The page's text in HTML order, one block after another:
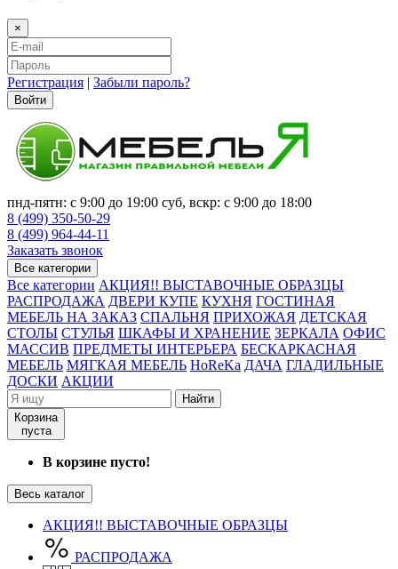
×
Регистрация | Забыли пароль?
Войти
пнд-пятн: с 9:00 до 19:00 суб, вскр: с 9:00 до 18:00
8 (499) 350-50-29
8 (499) 964-44-11
Заказать звонок
Все категории
Все категории АКЦИЯ!! ВЫСТАВОЧНЫЕ ОБРАЗЦЫ
РАСПРОДАЖА ДВЕРИ КУПЕ КУХНЯ ГОСТИНАЯ
МЕБЕЛЬ НА ЗАКАЗ СПАЛЬНЯ ПРИХОЖАЯ ДЕТСКАЯ
СТОЛЫ СТУЛЬЯ ШКАФЫ И ХРАНЕНИЕ ЗЕРКАЛА ОФИС
МАССИВ ПРЕДМЕТЫ ИНТЕРЬЕРА БЕСКАРКАСНАЯ
МЕБЕЛЬ МЯГКАЯ МЕБЕЛЬ HoReKa ДАЧА ГЛАДИЛЬНЫЕ
ДОСКИ АКЦИИ
Найти
Корзина
пуста
В корзине пусто!
Весь каталог
АКЦИЯ!! ВЫСТАВОЧНЫЕ ОБРАЗЦЫ
РАСПРОДАЖА